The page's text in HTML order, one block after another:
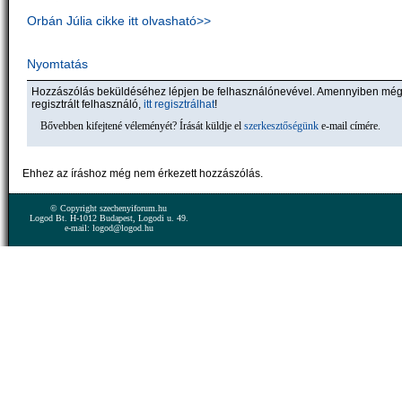
Orbán Júlia cikke itt olvasható>>
Nyomtatás
Hozzászólás beküldéséhez lépjen be felhasználónevével. Amennyiben
regisztrált felhasználó, itt regisztrálhat!
Bővebben kifejtené véleményét? Írását küldje el szerkesztőségünk e-mail címére.
Ehhez az íráshoz még nem érkezett hozzászólás.
© Copyright szechenyiforum.hu
Logod Bt. H-1012 Budapest, Logodi u. 49.
e-mail: logod@logod.hu